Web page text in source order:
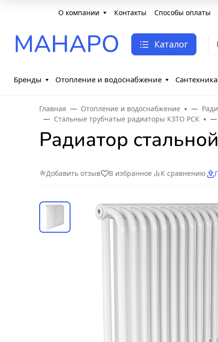
О компании Контакты Способы оплаты
МАНАРО Каталог
Бренды Отопление и водоснабжение Сантехника
Главная Отопление и водоснабжение
Стальные трубчатые радиаторы КЗТО РСК
Радиатор
Добавить отзыв В избранное К сравнению